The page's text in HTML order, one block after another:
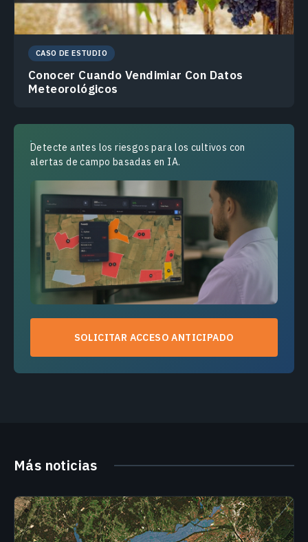
CASO DE ESTUDIO
Conocer Cuando Vendimiar Con Datos
Meteorológicos
Detecte antes los riesgos para los cultivos con
alertas de campo basadas en IA.
SOLICITAR ACCESO ANTICIPADO
Más noticias